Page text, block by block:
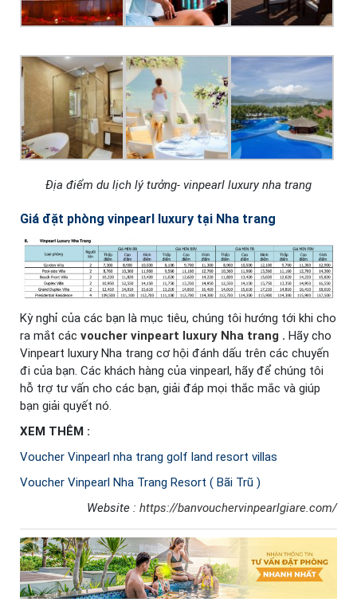
Địa điểm du lịch lý tưởng- vinpearl luxury nha trang
Giá đặt phòng vinpearl luxury tại Nha trang
Kỳ nghỉ của các bạn là mục tiêu, chúng tôi hướng tới khi cho
ra mắt các voucher vinpeart luxury Nha trang . Hãy cho
Vinpeart luxury Nha trang cơ hội đánh dấu trên các chuyến
đi của bạn. Các khách hàng của vinpearl, hãy để chúng tôi
hỗ trợ tư vấn cho các bạn, giải đáp mọi thắc mắc và giúp
bạn giải quyết nó.
XEM THÊM :
Voucher Vinpearl nha trang golf land resort villas
Voucher Vinpearl Nha Trang Resort ( Bãi Trũ )
Website : https://banvouchervinpearlgiare.com/